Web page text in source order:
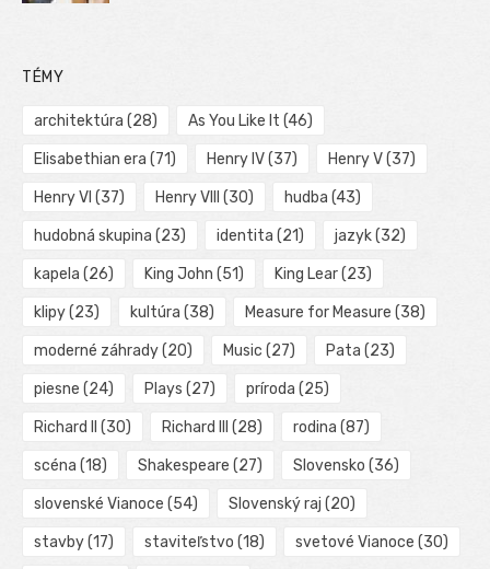
TÉMY
architektúra (28) As You Like It (46)
Elisabethian era (71) Henry IV(37) Henry V(37)
Henry VI (37) Henry VIII (30) hudba (43)
hudobná skupina (23) identita (21) jazyk(32)
kapela (26) King John (51) King Lear(23)
klipy(23) kultúra (38) Measure for Measure (38)
moderné záhrady(20) Music (27) Pata (23)
piesne (24) Plays (27) príroda (25)
Richard II (30) Richard III (28) rodina (87)
scéna (18) Shakespeare (27) Slovensko (36)
slovenské Vianoce (54) Slovenský raj (20)
stavby(17) staviteľstvo (18) svetové Vianoce (30)